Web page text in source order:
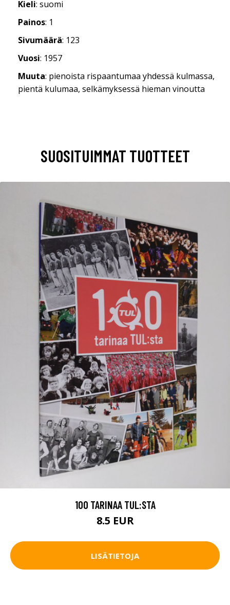
Kieli: suomi
Painos: 1
Sivumäärä: 123
Vuosi: 1957
Muuta: pienoista rispaantumaa yhdessä kulmassa,
pientä kulumaa, selkämyksessä hieman vinoutta
SUOSITUIMMAT TUOTTEET
100 TARINAA TUL:STA
8.5 EUR
LISÄTIETOJA